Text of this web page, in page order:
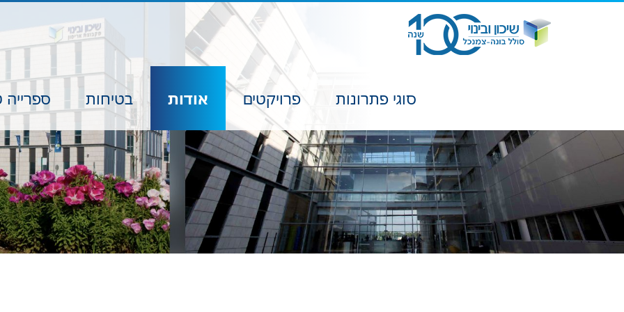
סוגי פתרונות פרויקטים אודות בטיחות ספרייה